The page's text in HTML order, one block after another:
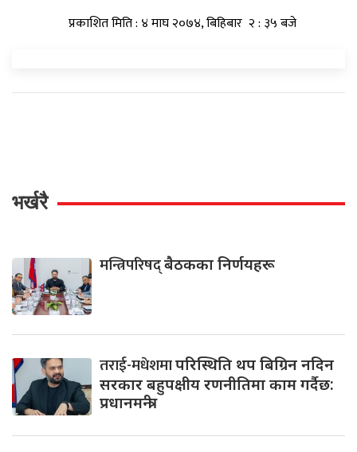
प्रकाशित मिति : ४ माघ २०७४, बिहिबार २ : ३५ बजे
भर्खरै
मन्त्रिपरिषद्बैठकका निर्णयहरू
तराई-मधेशमापरिस्थिति थप बिग्रिन नदिन
सरकार बहुपक्षीय रणनीतिमा काम गर्दैछ:
प्रधानमन्त्री